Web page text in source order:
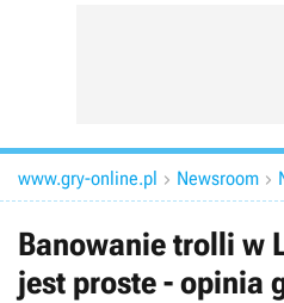
www.gry-online.pl  Newsroom 
Banowanie trolli w
jest proste - opinia